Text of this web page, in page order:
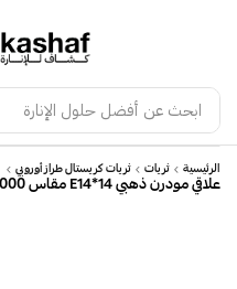
ابحث عن أفضل حلول الإنارة
الرئيسية ثريات ثريات كريستال طراز أوروبي
علاقي مودرن ذهبي E14*14 مقاس 1000*350 ملم